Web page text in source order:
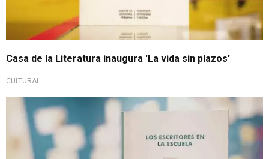
Casa de la Literatura inaugura 'La vida sin plazos'
CULTURAL